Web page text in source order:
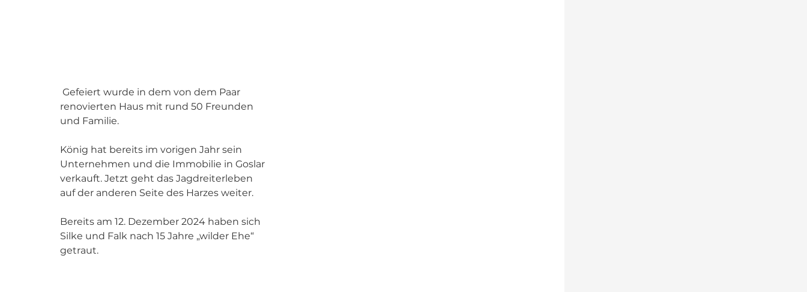
Gefeiert wurde in dem von dem Paar
renovierten Haus mit rund 50 Freunden
und Familie.
König hat bereits im vorigen Jahr sein
Unternehmen und die Immobilie in Goslar
verkauft. Jetzt geht das Jagdreiterleben
auf der anderen Seite des Harzes weiter.
Bereits am 12. Dezember 2024 haben sich
Silke und Falk nach 15 Jahre „wilder Ehe“
getraut.